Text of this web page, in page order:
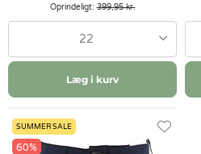
Oprindeligt:399,95 kr.
22
Læg i kurv
SUMMER SALE
60%